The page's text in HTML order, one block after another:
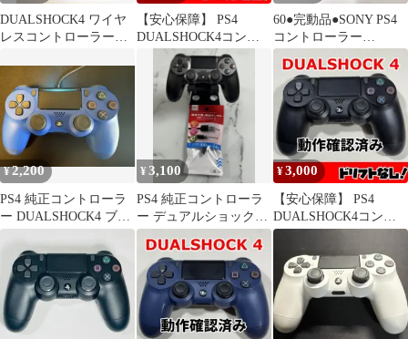
DUALSHOCK4 ワイヤ
レスコントローラー
【安心保障】 PS4
DUALSHOCK4コント
ローラー プレステ4 純
正456
60●完動品●SONY PS4
コントローラー
DUALSHOCK4 ブラッ
ク
¥2,200
PS4 純正コントローラ
ー DUALSHOCK4 ブル
ー 動作未確認
¥3,100
PS4 純正コントローラ
ー デュアルショック4
グレー
¥3,000
【安心保障】 PS4
DUALSHOCK4コント
ローラー プレステ4 純
正454